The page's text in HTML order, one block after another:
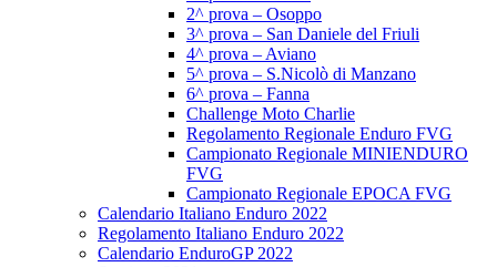
2^ prova – Osoppo
3^ prova – San Daniele del Friuli
4^ prova – Aviano
5^ prova – S.Nicolò di Manzano
6^ prova – Fanna
Challenge Moto Charlie
Regolamento Regionale Enduro FVG
Campionato Regionale MINIENDURO
FVG
Campionato Regionale EPOCA FVG
Calendario Italiano Enduro 2022
Regolamento Italiano Enduro 2022
Calendario EnduroGP 2022